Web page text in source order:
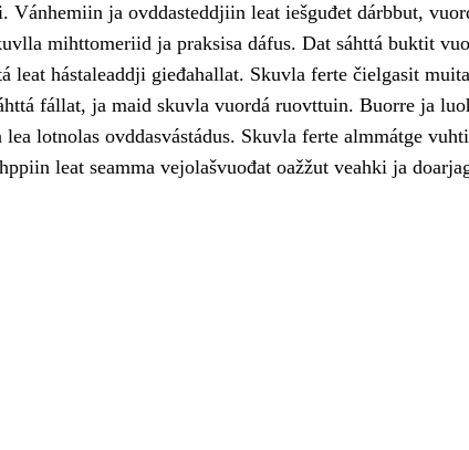
Vánhemiin ja ovddasteddjiin leat iešguđet dárbbut,
mihttomeriid ja praksisa dáfus. Dat sáhttá buktit
leat hástaleaddji gieđahallat. Skuvla ferte čielgasit
fállat, ja maid skuvla vuordá ruovttuin. Buorre ja
lea lotnolas ovddasvástádus. Skuvla ferte almmátge
leat seamma vejolašvuođat oažžut veahki ja